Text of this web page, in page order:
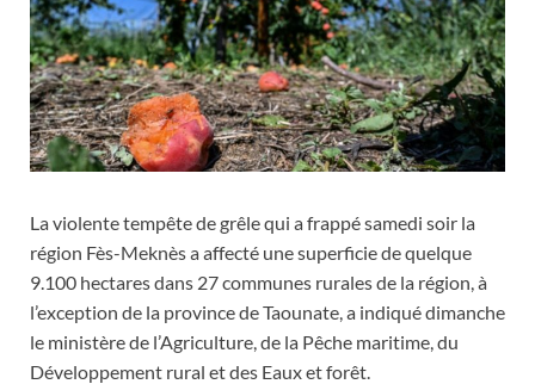
La violente tempête de grêle qui a frappé samedi soir la
région Fès-Meknès a affecté une superficie de quelque
9.100 hectares dans 27 communes rurales de la région, à
l’exception de la province de Taounate, a indiqué dimanche
le ministère de l’Agriculture, de la Pêche maritime, du
Développement rural et des Eaux et forêt.